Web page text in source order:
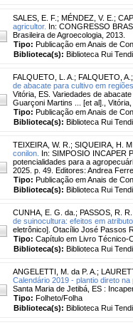
SALES, E. F. ; MÉNDEZ, V. E. ;
agricultor. In: CONGRESSO
Brasileira de Agroecologia, 2013.
Tipo: Publicação em Anais de
Biblioteca(s): Biblioteca Rui
FALQUETO, L. A. ; FALQUETO, A.
de abacate para cultivo em
Vitória, ES. Variedades de
Guarçoni Martins ... [et al].,
Tipo: Publicação em Anais de
Biblioteca(s): Biblioteca Rui
TEIXEIRA, W. R. ; SIQUEIRA, H.
conilon. In: SIMPOSIO INCAPER
potencialidades para a
2025. p. 49. Editores: Andrea
Tipo: Publicação em Anais de
Biblioteca(s): Biblioteca Rui
CUNHA, E. G. da. ; PASSOS, R. R.
de suinocultura: efeitos em
eletrônico]. Otacílio José Passos
Tipo: Capítulo em Livro Técnico-
Biblioteca(s): Biblioteca Rui
ANGELETTI, M. da P. A. ;
Calendário 2019 - plantio direto
Santa Maria de Jetibá, ES :
Tipo: Folheto/Folha
Biblioteca(s): Biblioteca Rui